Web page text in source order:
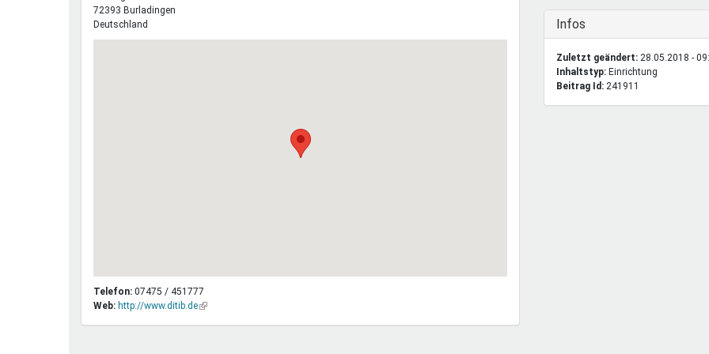
72393 Burladingen
Deutschland
Telefon: 07475 / 451777
Web: http://www.ditib.de(Link
Ausblenden
Infos
Zuletzt geändert: 28.05.2018 -
Inhaltstyp:
einrichtung
Beitrag Id: 241911